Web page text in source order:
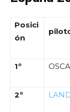
Posici
ón
1º
2º